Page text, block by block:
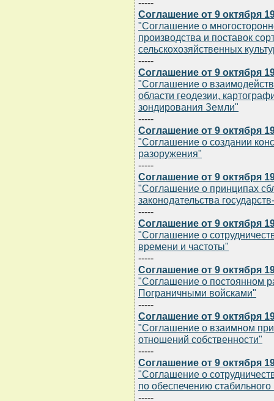
-----
Соглашение от 9 октября
"Соглашение о
производства и поставок
сельскохозяйственных
-----
Соглашение от 9 октября
"Соглашение о
области геодезии,
зондирования Земли"
-----
Соглашение от 9 октября
"Соглашение о создании
разоружения"
-----
Соглашение от 9 октября
"Соглашение о принципах
законодательства
-----
Соглашение от 9 октября
"Соглашение о
времени и частоты"
-----
Соглашение от 9 октября
"Соглашение о постоянном
Пограничными войсками"
-----
Соглашение от 9 октября
"Соглашение о взаимном
отношений собственности"
-----
Соглашение от 9 октября
"Соглашение о
по обеспечению
-----